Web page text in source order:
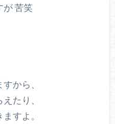
が 苦笑
から、
たり、
すよ。